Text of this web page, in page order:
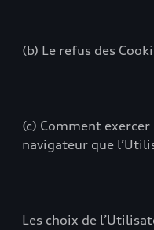
(b) Le refus des
(c) Comment
navigateur que
Les choix de